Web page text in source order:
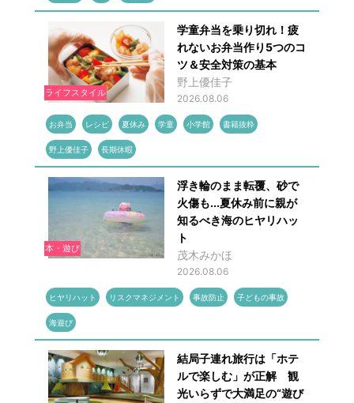
ライフスタイル
学童弁当を乗り切れ！疲
れないお弁当作り5つのコ
ツ＆安全対策の基本
野上優佳子
2026.08.06
お弁当 レシピ 夏休み 学童 小学館 書籍抜粋
野上優佳子 長期休暇
本・遊び
浮き輪のまま転覆、砂で
火傷も...夏休み前に親が
知るべき海のヒヤリハッ
ト
茂木みかほ
2026.08.06
ヒヤリハット リスクマネジメント 事故防止 子どもの事故
海遊び
結局子連れ旅行は「ホテ
ルで楽しむ」が正解 観
光いらずで大満足の“遊び